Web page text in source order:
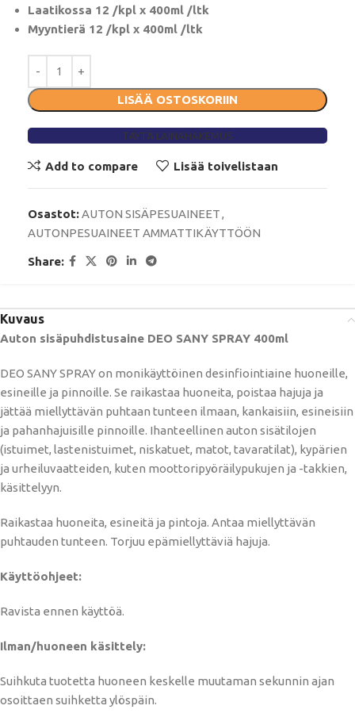
Laatikossa 12 /kpl x 400ml /ltk
Myyntierä 12 /kpl x 400ml /ltk
LISÄÄ OSTOSKORIIN
TÄYTÄ LAINAHAKEMUS
Add to compare Lisää toivelistaan
Osastot:AUTON SISÄPESUAINEET,
AUTONPESUAINEET AMMATTIKÄYTTÖÖN
Share:
Kuvaus
Auton sisäpuhdistusaine DEO SANY SPRAY 400ml
DEO SANY SPRAY on monikäyttöinen desinfiointiaine huoneille,
esineille ja pinnoille. Se raikastaa huoneita, poistaa hajuja ja
jättää miellyttävän puhtaan tunteen ilmaan, kankaisiin, esineisiin
ja pahanhajuisille pinnoille. Ihanteellinen auton sisätilojen
(istuimet, lastenistuimet, niskatuet, matot, tavaratilat), kypärien
ja urheiluvaatteiden, kuten moottoripyöräilypukujen ja -takkien,
käsittelyyn.
Raikastaa huoneita, esineitä ja pintoja. Antaa miellyttävän
puhtauden tunteen. Torjuu epämiellyttäviä hajuja.
Käyttöohjeet:
Ravista ennen käyttöä.
Ilman/huoneen käsittely:
Suihkuta tuotetta huoneen keskelle muutaman sekunnin ajan
osoittaen suihketta ylöspäin.